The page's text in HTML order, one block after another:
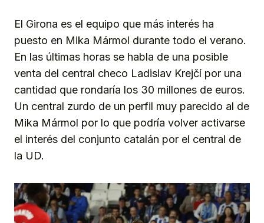
El Girona es el equipo que más interés ha
puesto en Mika Mármol durante todo el verano.
En las últimas horas se habla de una posible
venta del central checo Ladislav Krejčí por una
cantidad que rondaría los 30 millones de euros.
Un central zurdo de un perfil muy parecido al de
Mika Mármol por lo que podría volver activarse
el interés del conjunto catalán por el central de
la UD.